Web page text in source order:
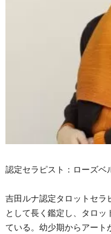
認定セラピスト：ローズベ
吉田ルナ認定タロットセラ
として長く鑑定し、タロ
ている。幼少期からアート